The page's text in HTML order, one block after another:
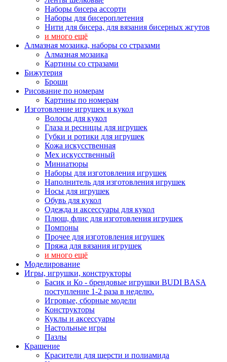
Наборы бисера ассорти
Наборы для бисероплетения
Нити для бисера, для вязания бисерных жгутов
и много ещё
Алмазная мозаика, наборы со стразами
Алмазная мозаика
Картины co стразами
Бижутерия
Броши
Рисование по номерам
Картины по номерам
Изготовление игрушек и кукол
Волосы для кукол
Глаза и ресницы для игрушек
Губки и ротики для игрушек
Кожа искусственная
Мех искусственный
Миниатюры
Наборы для изготовления игрушек
Наполнитель для изготовления игрушек
Носы для игрушек
Обувь для кукол
Одежда и аксессуары для кукол
Плюш, флис для изготовления игрушек
Помпоны
Прочее для изготовления игрушек
Пряжа для вязания игрушек
и много ещё
Моделирование
Игры, игрушки, конструкторы
Басик и Ко - брендовые игрушки BUDI BASA
поступление 1-2 раза в неделю.
Игровые, сборные модели
Конструкторы
Куклы и аксессуары
Настольные игры
Пазлы
Крашение
Красители для шерсти и полиамида